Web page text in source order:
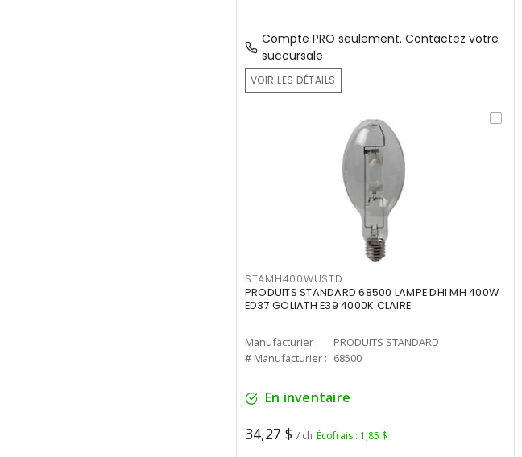
Compte PRO seulement. Contactez votre
succursale
VOIR LES DÉTAILS
STAMH400WUSTD
PRODUITS STANDARD 68500 LAMPE DHI MH 400W
ED37 GOLIATH E39 4000K CLAIRE
Manufacturier :
PRODUITS STANDARD
# Manufacturier : 68500
En inventaire
34,27 $ / ch Écofrais : 1,85 $